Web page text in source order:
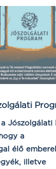
Jószolgálati
a
élő
illetve